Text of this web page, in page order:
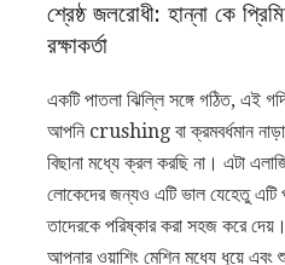
শ্রেষ্ঠ জলরোধী: হান্না কে
রক্ষাকর্তা
একটি পাতলা ঝিল্লি সঙ্গে গঠিত, এই
আপনি crushing বা ক্রমবর্ধমান নাড়া
বিছানা মধ্যে ক্রল করছি না। এটা
লোকেদের জন্যও এটি ভাল যেহেতু এটি
তাদেরকে পরিষ্কার করা সহজ করে
আপনার ওয়াশিং মেশিন মধ্যে ধুয়ে এবং